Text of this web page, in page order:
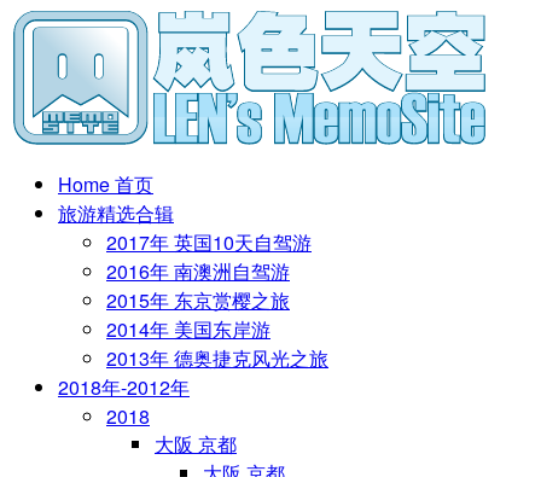
Home 首页
旅游精选合辑
2017年 英国10天自驾游
2016年 南澳洲自驾游
2015年 东京赏樱之旅
2014年 美国东岸游
2013年 德奥捷克风光之旅
2018年-2012年
2018
大阪 京都